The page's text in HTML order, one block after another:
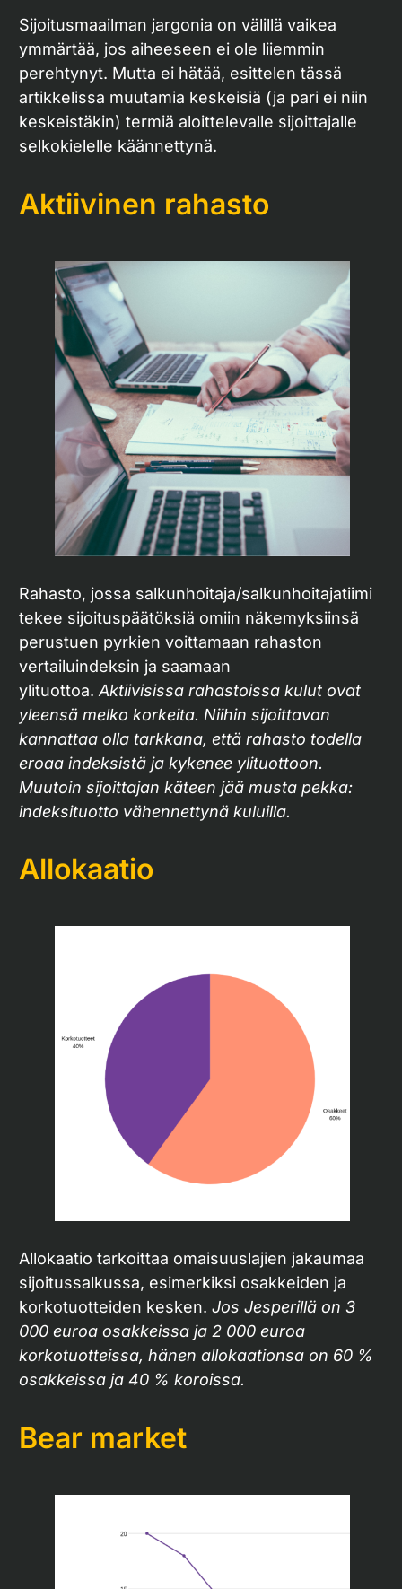
Sijoitusmaailman jargonia on välillä vaikea
ymmärtää, jos aiheeseen ei ole liiemmin
perehtynyt. Mutta ei hätää, esittelen tässä
artikkelissa muutamia keskeisiä (ja pari ei niin
keskeistäkin) termiä aloittelevalle sijoittajalle
selkokielelle käännettynä.
Aktiivinen rahasto
Rahasto, jossa salkunhoitaja/salkunhoitajatiimi
tekee sijoituspäätöksiä omiin näkemyksiinsä
perustuen pyrkien voittamaan rahaston
vertailuindeksin ja saamaan
ylituottoa. Aktiivisissa rahastoissa kulut ovat
yleensä melko korkeita. Niihin sijoittavan
kannattaa olla tarkkana, että rahasto todella
eroaa indeksistä ja kykenee ylituottoon.
Muutoin sijoittajan käteen jää musta pekka:
indeksituotto vähennettynä kuluilla.
Allokaatio
Allokaatio tarkoittaa omaisuuslajien jakaumaa
sijoitussalkussa, esimerkiksi osakkeiden ja
korkotuotteiden kesken. Jos Jesperillä on 3
000 euroa osakkeissa ja 2 000 euroa
korkotuotteissa, hänen allokaationsa on 60 %
osakkeissa ja 40 % koroissa.
Bear market